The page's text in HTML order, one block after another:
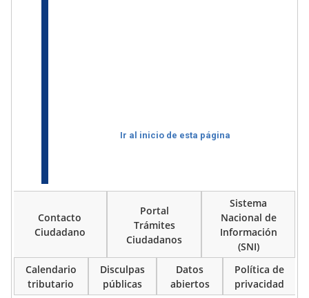
Ir al inicio de esta página
Contacto
Ciudadano
Portal
Trámites
Ciudadanos
Sistema
Nacional de
Información
(SNI)
Calendario
tributario
Disculpas
públicas
Datos
abiertos
Política de
privacidad